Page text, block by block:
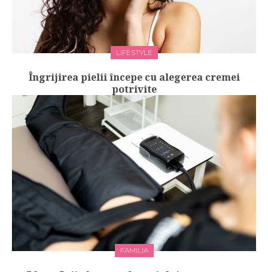
LIFESTYLE
Îngrijirea pielii începe cu alegerea cremei
potrivite
FAMILIA